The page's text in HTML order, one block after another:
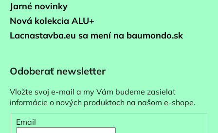
Jarné novinky
Nová kolekcia ALU+
Lacnastavba.eu sa mení na baumondo.sk
Odoberať newsletter
Vložte svoj e-mail a my Vám budeme zasielať
informácie o nových produktoch na našom e-shope.
Email